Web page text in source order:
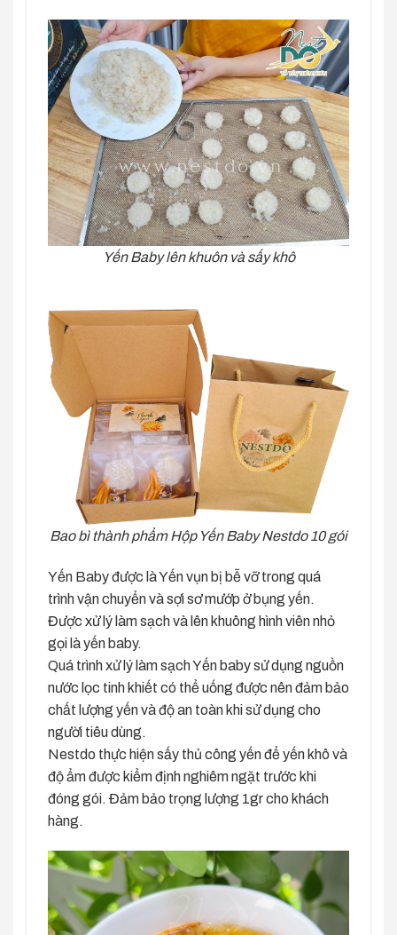
Yến Baby lên khuôn và sấy khô
Bao bì thành phẩm Hộp Yến Baby Nestdo 10 gói
Yến Baby được là Yến vụn bị bễ vỡ trong quá
trình vận chuyển và sợi sơ mướp ở bụng yến.
Được xử lý làm sạch và lên khuông hình viên nhỏ
gọi là yến baby.
Quá trình xử lý làm sạch Yến baby sử dụng nguồn
nước lọc tinh khiết có thể uống được nên đảm bảo
chất lượng yến và độ an toàn khi sử dụng cho
người tiêu dùng.
Nestdo thực hiện sấy thủ công yến để yến khô và
độ ẩm được kiểm định nghiêm ngặt trước khi
đóng gói. Đảm bảo trọng lượng 1gr cho khách
hàng.